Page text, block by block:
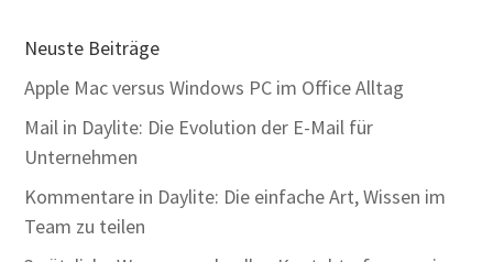
Neuste Beiträge
Apple Mac versus Windows PC im Office Alltag
Mail in Daylite: Die Evolution der E-Mail für
Unternehmen
Kommentare in Daylite: Die einfache Art, Wissen im
Team zu teilen